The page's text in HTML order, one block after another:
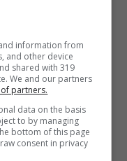
appena creato
pagina
troverai un
in mezzo a
Clicca su
ti ritroverai nel
information from
and other device
shared with 319
We and our partners
of partners.
data on the basis
to by managing
bottom of this page
consent in privacy